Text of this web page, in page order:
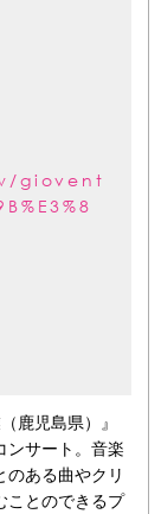
giovent
鹿児島県）』
ンサート。⾳楽
ある曲やクリ
ことのできるプ